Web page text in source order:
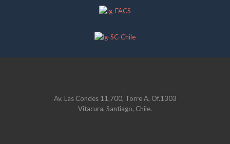
Av. Las Condes 11.700, Torre A, Of.1303
Vitacura, Santiago, Chile.